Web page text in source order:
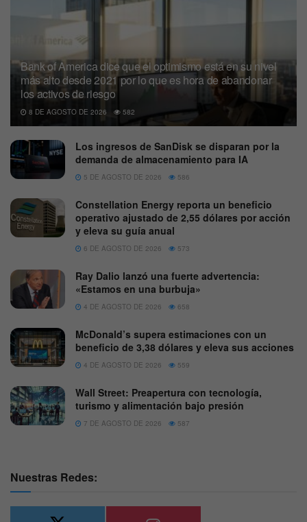
Bank of America dice que el optimismo está en su nivel
más alto desde 2021 por lo que es hora de abandonar
los activos de riesgo
8 DE AGOSTO DE 2026 582
Los ingresos de SanDisk se disparan por la
demanda de almacenamiento para IA
5 DE AGOSTO DE 2026 586
Constellation Energy reporta un beneficio
operativo ajustado de 2,55 dólares por acción
y eleva su guía anual
6 DE AGOSTO DE 2026 573
Ray Dalio lanzó una fuerte advertencia:
«Estamos en una burbuja»
4 DE AGOSTO DE 2026 658
McDonald’s supera estimaciones con un
beneficio de 3,38 dólares y eleva sus acciones
4 DE AGOSTO DE 2026 559
Wall Street: Preapertura con tecnología,
turismo y alimentación bajo presión
7 DE AGOSTO DE 2026 587
Nuestras Redes: